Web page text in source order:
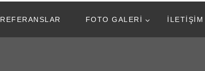
REFERANSLAR FOTO GALERI İLETIŞIM